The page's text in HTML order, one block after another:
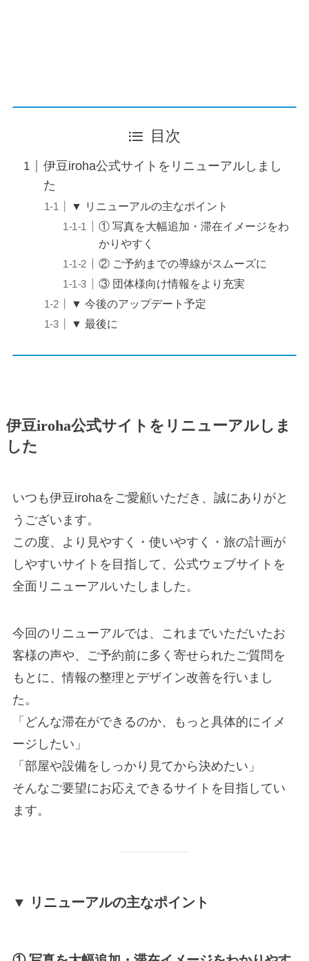
目次
伊豆iroha公式サイトをリニューアルしまし
た
▼ リニューアルの主なポイント
① 写真を大幅追加・滞在イメージをわ
かりやすく
② ご予約までの導線がスムーズに
③ 団体様向け情報をより充実
▼ 今後のアップデート予定
▼ 最後に
伊豆iroha公式サイトをリニューアルしま
した
いつも伊豆irohaをご愛顧いただき、誠にありがと
うございます。
この度、より見やすく・使いやすく・旅の計画が
しやすいサイトを目指して、公式ウェブサイトを
全面リニューアルいたしました。
今回のリニューアルでは、これまでいただいたお
客様の声や、ご予約前に多く寄せられたご質問を
もとに、情報の整理とデザイン改善を行いまし
た。
「どんな滞在ができるのか、もっと具体的にイメ
ージしたい」
「部屋や設備をしっかり見てから決めたい」
そんなご要望にお応えできるサイトを目指してい
ます。
▼ リニューアルの主なポイント